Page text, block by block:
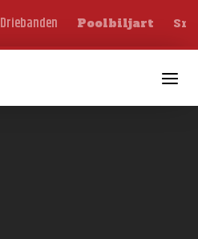
Driebanden Poolbiljart